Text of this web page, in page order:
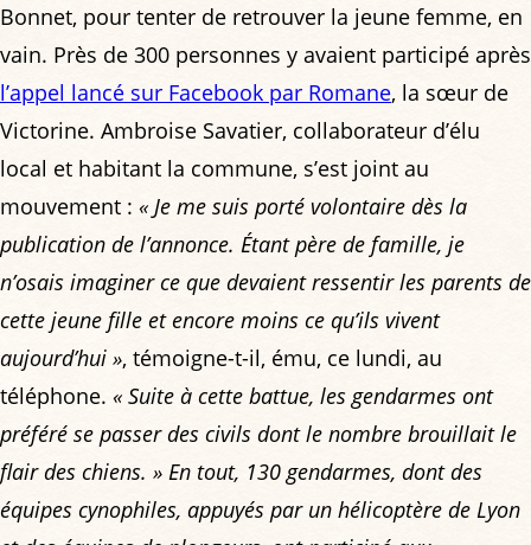
Bonnet, pour tenter de retrouver la jeune femme, en
vain. Près de 300 personnes y avaient participé après
l’appel lancé sur Facebook par Romane, la sœur de
Victorine. Ambroise Savatier, collaborateur d’élu
local et habitant la commune, s’est joint au
mouvement : « Je me suis porté volontaire dès la
publication de l’annonce. Étant père de famille, je
n’osais imaginer ce que devaient ressentir les parents de
cette jeune fille et encore moins ce qu’ils vivent
aujourd’hui », témoigne-t-il, ému, ce lundi, au
téléphone. « Suite à cette battue, les gendarmes ont
préféré se passer des civils dont le nombre brouillait le
flair des chiens. » En tout, 130 gendarmes, dont des
équipes cynophiles, appuyés par un hélicoptère de Lyon